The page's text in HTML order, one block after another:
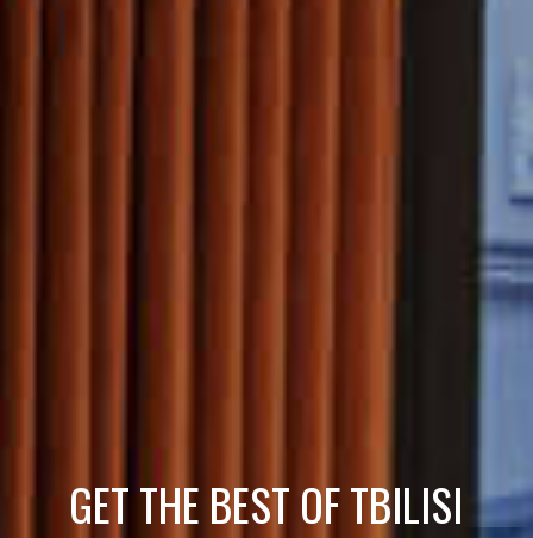
GET THE BEST OF TBILISI